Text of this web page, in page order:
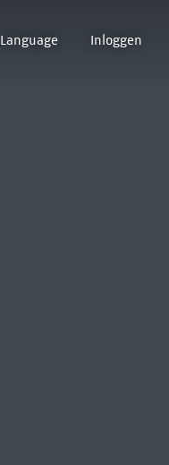
Language Inloggen